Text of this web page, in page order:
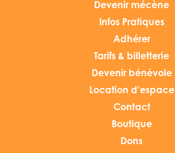
Devenir mécène
Infos Pratiques
Adhérer
Tarifs & billetterie
Devenir bénévole
Location d'espace
Contact
Boutique
Dons